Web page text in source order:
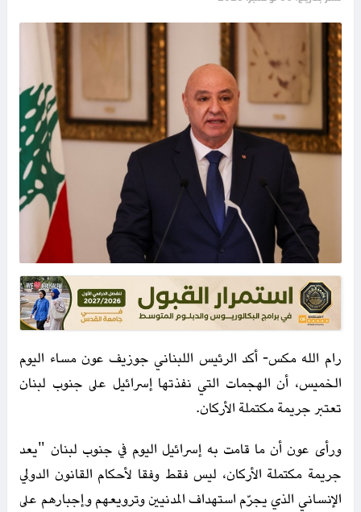
رام الله مكس- أكد الرئيس اللبناني جوزيف عون مساء اليوم
الخميس، أن الهجمات التي نفذتها إسرائيل على جنوب لبنان
تعتبر جريمة مكتملة الأركان.
ورأى عون أن ما قامت به إسرائيل اليوم في جنوب لبنان "يعد
جريمة مكتملة الأركان، ليس فقط وفقا لأحكام القانون الدولي
الإنساني الذي يجرّم استهداف المدنيين وترويعهم وإجبارهم على